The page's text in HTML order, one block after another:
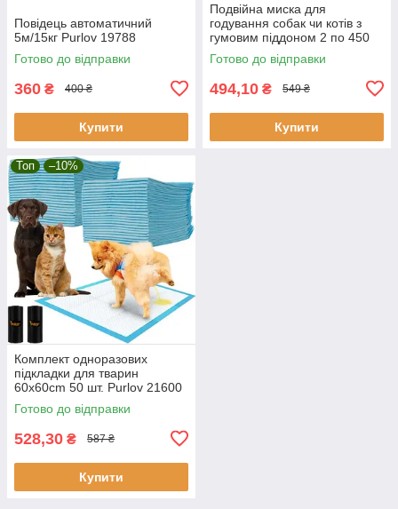
Повідець автоматичний
5м/15кг Purlov 19788
Готово до відправки
360 ₴ 400 ₴
Купити
Подвійна миска для
годування собак чи котів з
гумовим піддоном 2 по 450
мл. DOUBLE Польща
Готово до відправки
494,10 ₴ 549 ₴
Купити
Топ –10%
Комплект одноразових
підкладки для тварин
60x60cm 50 шт. Purlov 21600
Готово до відправки
528,30 ₴ 587 ₴
Купити